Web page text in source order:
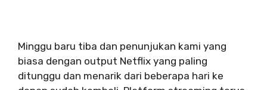
Minggu baru tiba dan penunjukan kami yang
biasa dengan output Netflix yang paling
ditunggu dan menarik dari beberapa hari ke